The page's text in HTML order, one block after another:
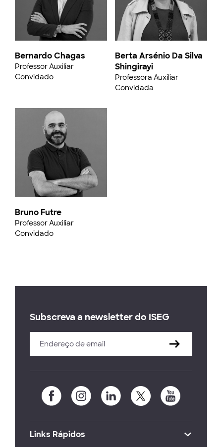
Bernardo Chagas
Professor Auxiliar
Convidado
Bruno Futre
Professor Auxiliar
Convidado
Berta Arsénio Da Silva
Shingirayi
Professora Auxiliar
Convidada
Subscreva a newsletter do ISEG
Links Rápidos